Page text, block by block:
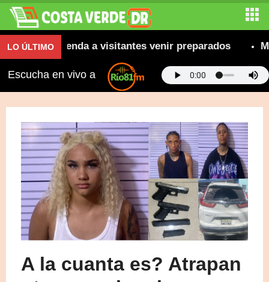
LO ÚLTIMO
recomienda a visitantes venir preparados
Escucha en vivo a
A la cuanta es? Atrapan